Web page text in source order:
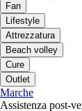
Fan
Lifestyle
Attrezzatura
Beach volley
Cure
Outlet
Marche
Assistenza post-